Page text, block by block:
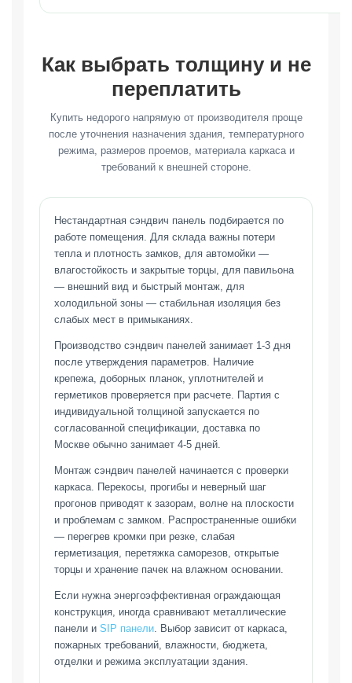
Как выбрать толщину и не
переплатить
Купить недорого напрямую от производителя проще
после уточнения назначения здания, температурного
режима, размеров проемов, материала каркаса и
требований к внешней стороне.
Нестандартная сэндвич панель подбирается по
работе помещения. Для склада важны потери
тепла и плотность замков, для автомойки —
влагостойкость и закрытые торцы, для павильона
— внешний вид и быстрый монтаж, для
холодильной зоны — стабильная изоляция без
слабых мест в примыканиях.
Производство сэндвич панелей занимает 1-3 дня
после утверждения параметров. Наличие
крепежа, доборных планок, уплотнителей и
герметиков проверяется при расчете. Партия с
индивидуальной толщиной запускается по
согласованной спецификации, доставка по
Москве обычно занимает 4-5 дней.
Монтаж сэндвич панелей начинается с проверки
каркаса. Перекосы, прогибы и неверный шаг
прогонов приводят к зазорам, волне на плоскости
и проблемам с замком. Распространенные ошибки
— перегрев кромки при резке, слабая
герметизация, перетяжка саморезов, открытые
торцы и хранение пачек на влажном основании.
Если нужна энергоэффективная ограждающая
конструкция, иногда сравнивают металлические
панели и SIP панели . Выбор зависит от каркаса,
пожарных требований, влажности, бюджета,
отделки и режима эксплуатации здания.